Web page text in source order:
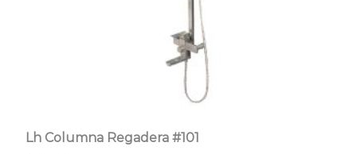
Lh Columna Regadera #101